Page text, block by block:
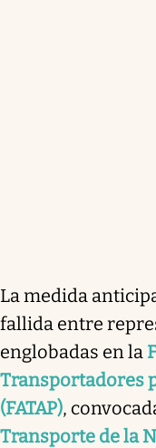
La medida
fallida entre
englobadas en la
Transportadores
(FATAP),
Transporte de la